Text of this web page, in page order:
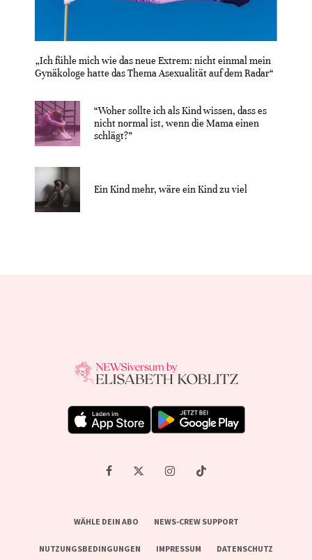
„Ich fühle mich wie das neue Extrem: nicht einmal mein
Gynäkologe hatte das Thema Asexualität auf dem Radar“
“Woher sollte ich als Kind wissen, dass es
nicht normal ist, wenn die Mama einen
schlägt?”
Ein Kind mehr, wäre ein Kind zu viel
WÄHLE DEIN ABO NEWS-CREW SUPPORT
NUTZUNGSBEDINGUNGEN IMPRESSUM DATENSCHUTZ